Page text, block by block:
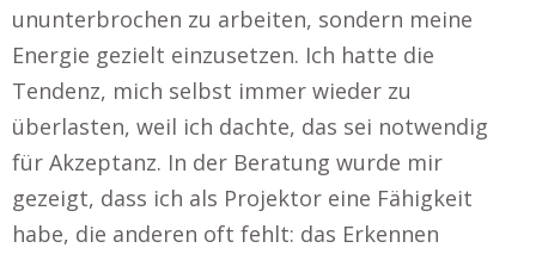
ununterbrochen zu arbeiten, sondern meine
Energie gezielt einzusetzen. Ich hatte die
Tendenz, mich selbst immer wieder zu
überlasten, weil ich dachte, das sei notwendig
für Akzeptanz. In der Beratung wurde mir
gezeigt, dass ich als Projektor eine Fähigkeit
habe, die anderen oft fehlt: das Erkennen